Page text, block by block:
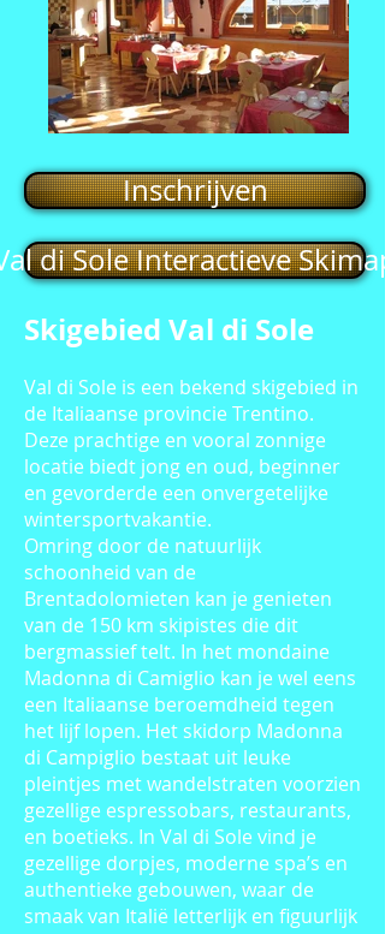
Inschrijven
di Sole Interactieve Skimap
Skigebied Val di Sole
Val di Sole is een bekend skigebied in
de Italiaanse provincie Trentino.
Deze prachtige en vooral zonnige
locatie biedt jong en oud, beginner
en gevorderde een onvergetelijke
wintersportvakantie.
Omring door de natuurlijk
schoonheid van de
Brentadolomieten kan je genieten
van de 150 km skipistes die dit
bergmassief telt. In het mondaine
Madonna di Camiglio kan je wel eens
een Italiaanse beroemdheid tegen
het lijf lopen. Het skidorp Madonna
di Campiglio bestaat uit leuke
pleintjes met wandelstraten voorzien
gezellige espressobars, restaurants,
en boetieks. In Val di Sole vind je
gezellige dorpjes, moderne spa’s en
authentieke gebouwen, waar de
smaak van Italië letterlijk en figuurlijk